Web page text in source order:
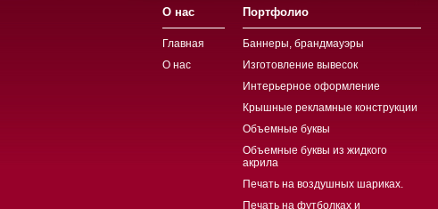
О нас
Главная
О нас
Портфолио
Баннеры, брандмауэры
Изготовление вывесок
Интерьерное оформление
Крышные рекламные конструкции
Объемные буквы
Объемные буквы из жидкого
акрила
Печать на воздушных шариках.
Печать на футболках и